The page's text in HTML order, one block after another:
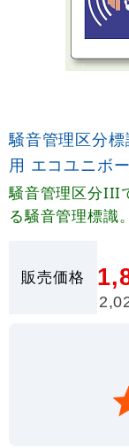
騒音管理区分
用 エコユニボ
騒音管理区分III
る騒音管理標識。
販売価格